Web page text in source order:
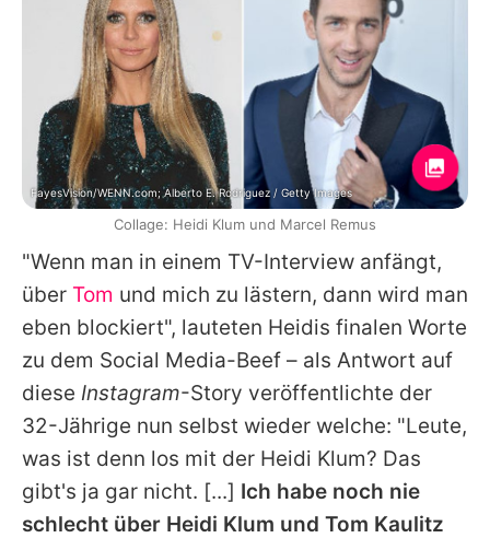
"Wenn man in einem TV-Interview anfängt,
über Tom und mich zu lästern, dann wird man
eben blockiert", lauteten Heidis finalen Worte
zu dem Social Media-Beef – als Antwort auf
diese Instagram-Story veröffentlichte der
32-Jährige nun selbst wieder welche: "Leute,
was ist denn los mit der Heidi Klum? Das
gibt's ja gar nicht. [...] Ich habe noch nie
schlecht über Heidi Klum und Tom Kaulitz
FayesVision/WENN.com; Alberto E. Rodriguez / Getty Images
Collage: Heidi Klum und Marcel Remus